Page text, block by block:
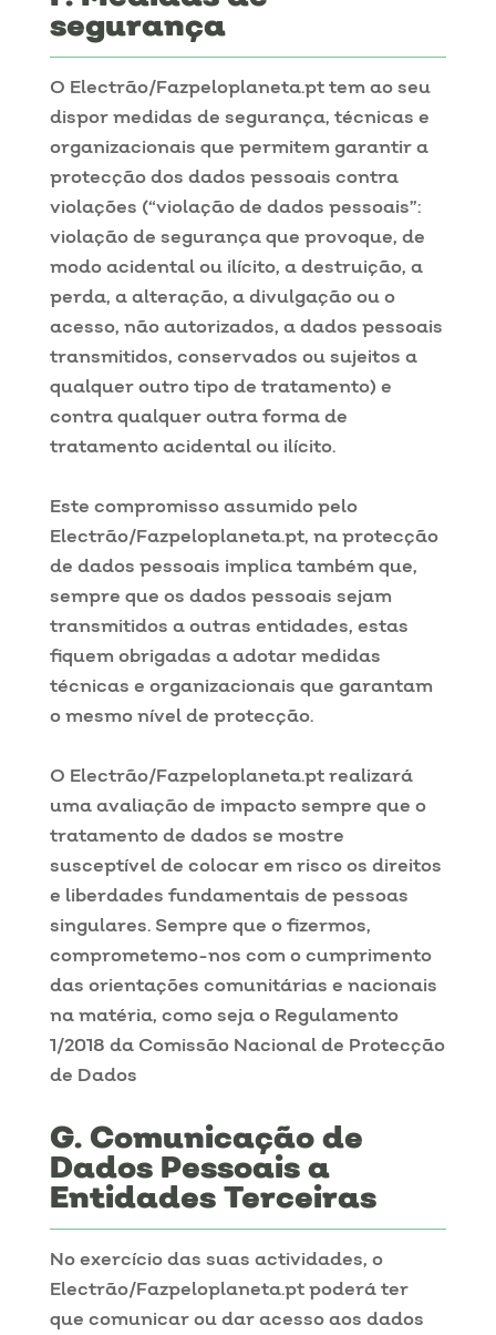
segurança
O Electrão/Fazpeloplaneta.pt tem ao seu
dispor medidas de segurança, técnicas e
organizacionais que permitem garantir a
protecção dos dados pessoais contra
violações (“violação de dados pessoais”:
violação de segurança que provoque, de
modo acidental ou ilícito, a destruição, a
perda, a alteração, a divulgação ou o
acesso, não autorizados, a dados pessoais
transmitidos, conservados ou sujeitos a
qualquer outro tipo de tratamento) e
contra qualquer outra forma de
tratamento acidental ou ilícito.
Este compromisso assumido pelo
Electrão/Fazpeloplaneta.pt, na protecção
de dados pessoais implica também que,
sempre que os dados pessoais sejam
transmitidos a outras entidades, estas
fiquem obrigadas a adotar medidas
técnicas e organizacionais que garantam
o mesmo nível de protecção.
O Electrão/Fazpeloplaneta.pt realizará
uma avaliação de impacto sempre que o
tratamento de dados se mostre
susceptível de colocar em risco os direitos
e liberdades fundamentais de pessoas
singulares. Sempre que o fizermos,
comprometemo-nos com o cumprimento
das orientações comunitárias e nacionais
na matéria, como seja o Regulamento
1/2018 da Comissão Nacional de Protecção
de Dados
Comunicação de
Dados Pessoais a
Entidades Terceiras
No exercício das suas actividades, o
Electrão/Fazpeloplaneta.pt poderá ter
que comunicar ou dar acesso aos dados